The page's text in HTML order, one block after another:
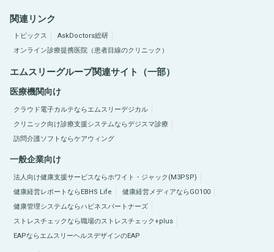
関連リンク
トピックス
AskDoctors総研
オンライン診療提携医院（患者目線のクリニック）
エムスリーグループ関連サイト（一部）
医療機関向け
クラウド電子カルテならエムスリーデジカル
クリニック向け診療支援システムならデジスマ診療
訪問介護ソフトならケアウィング
一般企業向け
法人向け健康支援サービスならホワイト・ジャック(M3PSP)
健康経営レポートならEBHS Life
健康経営メディアならGO100
健康管理システムならハピネスパートナーズ
ストレスチェックなら職場のストレスチェック+plus
EAPならエムスリーヘルスデザインのEAP